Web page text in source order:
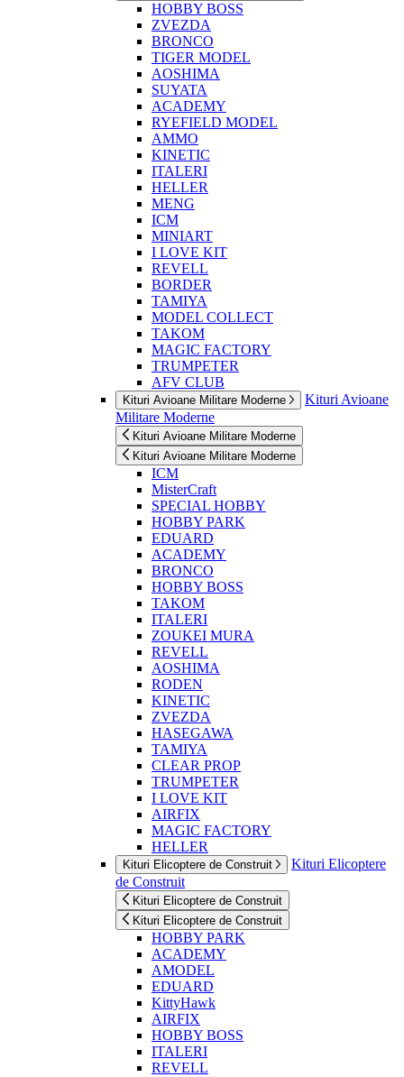
HOBBY BOSS
ZVEZDA
BRONCO
TIGER MODEL
AOSHIMA
SUYATA
ACADEMY
RYEFIELD MODEL
AMMO
KINETIC
ITALERI
HELLER
MENG
ICM
MINIART
I LOVE KIT
REVELL
BORDER
TAMIYA
MODEL COLLECT
TAKOM
MAGIC FACTORY
TRUMPETER
AFV CLUB
Kituri Avioane Militare Moderne
Kituri Avioane
Militare Moderne
Kituri Avioane Militare Moderne
Kituri Avioane Militare Moderne
ICM
MisterCraft
SPECIAL HOBBY
HOBBY PARK
EDUARD
ACADEMY
BRONCO
HOBBY BOSS
TAKOM
ITALERI
ZOUKEI MURA
REVELL
AOSHIMA
RODEN
KINETIC
ZVEZDA
HASEGAWA
TAMIYA
CLEAR PROP
TRUMPETER
I LOVE KIT
AIRFIX
MAGIC FACTORY
HELLER
Kituri Elicoptere de Construit
Kituri Elicoptere
de Construit
Kituri Elicoptere de Construit
Kituri Elicoptere de Construit
HOBBY PARK
ACADEMY
AMODEL
EDUARD
KittyHawk
AIRFIX
HOBBY BOSS
ITALERI
REVELL